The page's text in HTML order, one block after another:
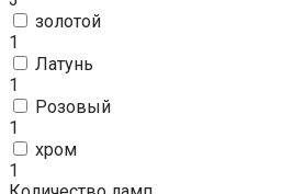
золотой
1
Латунь
1
Розовый
1
хром
1